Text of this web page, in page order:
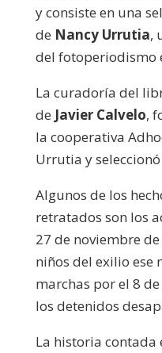
y consiste en una
de Nancy Urrutia,
del fotoperiodismo
La curadoría del
de Javier Calvelo,
la cooperativa
Urrutia y
Algunos de los
retratados son los
27 de noviembre
niños del exilio ese
marchas por el 8
los detenidos
La historia contada